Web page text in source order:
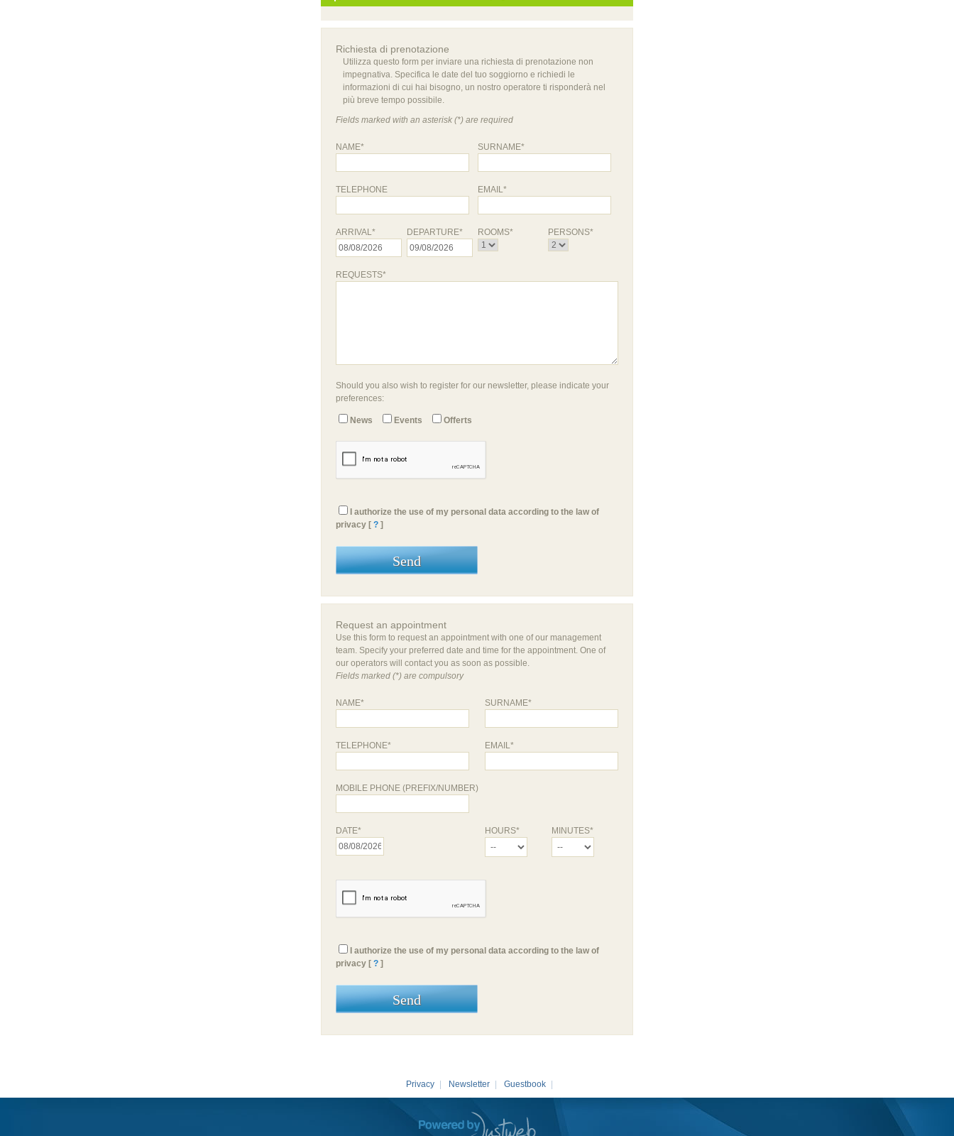
Richiesta di prenotazione
Utilizza questo form per inviare una richiesta di prenotazione non
impegnativa. Specifica le date del tuo soggiorno e richiedi le
informazioni di cui hai bisogno, un nostro operatore ti risponderà nel
più breve tempo possibile.
Fields marked with an asterisk (*) are required
NAME* SURNAME*
TELEPHONE EMAIL*
ARRIVAL* DEPARTURE* ROOMS* PERSONS*
REQUESTS*
Should you also wish to register for our newsletter, please indicate your
preferences:
News Events Offerts
I authorize the use of my personal data according to the law of
privacy [ ? ]
Request an appointment
Use this form to request an appointment with one of our management
team. Specify your preferred date and time for the appointment. One of
our operators will contact you as soon as possible.
Fields marked (*) are compulsory
NAME* SURNAME*
TELEPHONE* EMAIL*
MOBILE PHONE (PREFIX/NUMBER)
DATE* HOURS* MINUTES*
I authorize the use of my personal data according to the law of
privacy [ ? ]
Privacy Newsletter Guestbook